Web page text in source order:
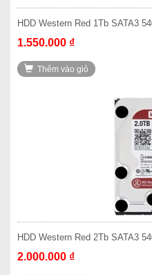
HDD Western Red 1Tb SATA3
1.550.000 ₫
Thêm vào giỏ
HDD Western Red 2Tb SATA3
2.000.000 ₫